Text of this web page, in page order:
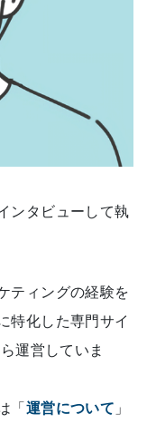
ンタビューして執
ティングの経験を
特化した専門サイ
運営していま
「運営について 」